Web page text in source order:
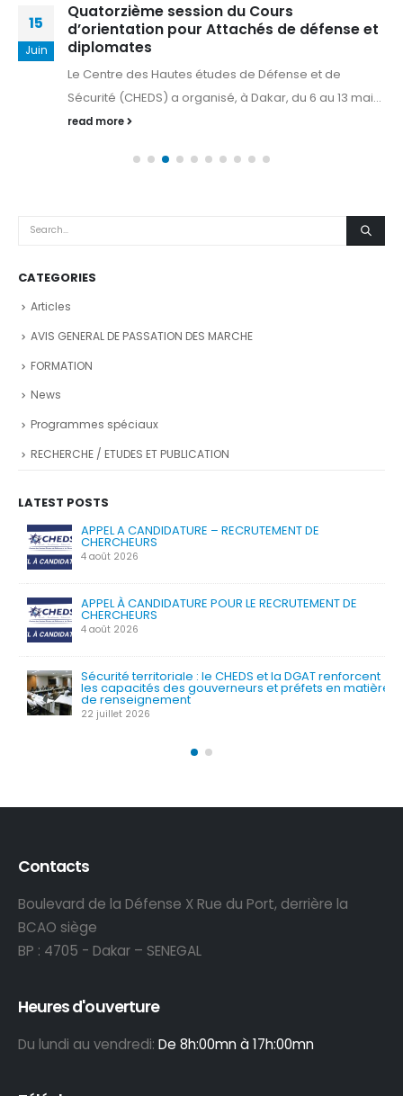
15
Juin
Quatorzième session du Cours
d’orientation pour Attachés de défense et
diplomates
Le Centre des Hautes études de Défense et de
Sécurité (CHEDS) a organisé, à Dakar, du 6 au 13 mai...
read more
CATEGORIES
Articles
AVIS GENERAL DE PASSATION DES MARCHE
FORMATION
News
Programmes spéciaux
RECHERCHE / ETUDES ET PUBLICATION
LATEST POSTS
APPEL A CANDIDATURE – RECRUTEMENT DE
CHERCHEURS
4 août 2026
APPEL À CANDIDATURE POUR LE RECRUTEMENT DE
CHERCHEURS
4 août 2026
Sécurité territoriale : le CHEDS et la DGAT renforcent
les capacités des gouverneurs et préfets en matière
de renseignement
22 juillet 2026
Contacts
Boulevard de la Défense X Rue du Port, derrière la
BCAO siège
BP : 4705 - Dakar – SENEGAL
Heures d'ouverture
Du lundi au vendredi: De 8h:00mn à 17h:00mn